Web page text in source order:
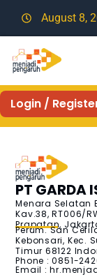
August 8,
Login /
PT GARDA
Menara Selatan
Kav.38, RT006/
Prapatan,
Perum. San
Kebonsari, Kec.
Timur 68122
Phone : 0851-
Email :